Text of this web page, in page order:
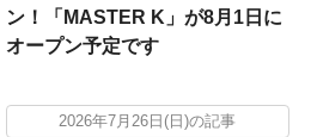
ン！「MASTER K」が8月1日に
オープン予定です
2026年7月26日(日)の記事